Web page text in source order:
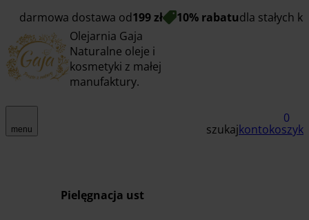
darmowa dostawa od199 zł 10% rabatudla stałych
Olejarnia Gaja
Naturalne oleje i
kosmetyki z małej
manufaktury.
menu szukajkonto
0
koszyk
Pielęgnacja ust